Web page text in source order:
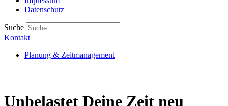
Datenschutz
Suche
Kontakt
Planung & Zeitmanagement
Unbelastet Deine Zeit neu